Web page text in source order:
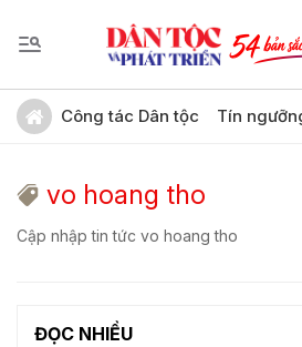
Công tác Dân tộc Tín
vo hoang tho
Cập nhập tin tức vo hoang tho
ĐỌC NHIỀU